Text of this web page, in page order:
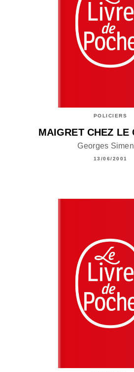
POLICIERS
MAIGRET CHEZ LE
Georges
13/06/2001